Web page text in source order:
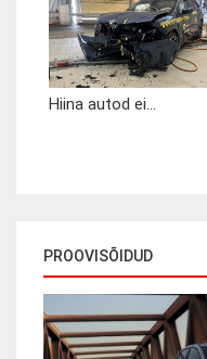
Hiina autod ei...
PROOVISÕIDUD